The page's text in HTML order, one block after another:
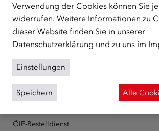
FacebookYouTubeInstagramLinkedIn
Über den ÖIF
Der Österreichische Integrationsfonds (ÖIF)
Organigramm
Presse
Informationen erhalten
ÖIF-Bestelldienst
Verwendung der Cookies können Sie
widerrufen. Weitere Informationen zu
dieser Website finden Sie in unserer
Datenschutzerklärung und zu uns im
Einstellungen
Speichern Alle